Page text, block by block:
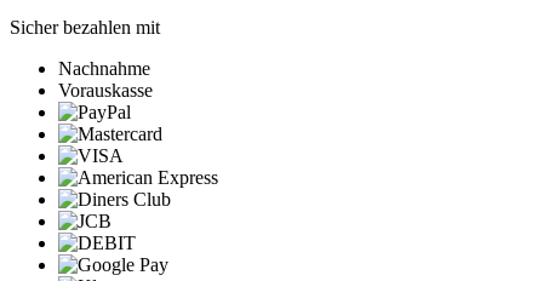
Sicher bezahlen mit
Nachnahme
Vorauskasse